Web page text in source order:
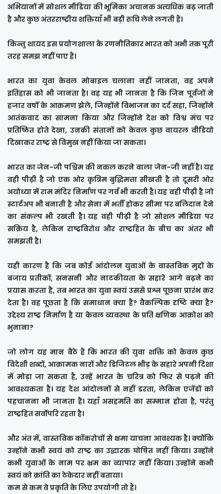
अभियानों में सोशल मीडिया की भूमिका अचानक अत्यधिक बढ़ जाती
है और कुछ अंतरराष्ट्रीय शक्तियाँ भी बड़ी रुचि लेने लगती हैं।
किन्तु शायद इस प्रयोगशाला के रणनीतिकार भारत को अभी तक पूरी
तरह समझ नहीं पाए हैं।
भारत का युवा केवल मोबाइल चलाना नहीं जानता, वह अपने
इतिहास को भी जानता है। वह यह भी जानता है कि जिन पूर्वजों ने
हजार वर्षों के आक्रमण झेले, जिन्होंने विभाजन का दर्द सहा, जिन्होंने
आतंकवाद का सामना किया और जिन्होंने देश को विश्व मंच पर
प्रतिष्ठित होते देखा, उनकी संतानों को केवल कुछ वायरल वीडियो
दिखाकर राष्ट्र से विमुख नहीं किया जा सकता।
भारत का जेन-जी पश्चिम की नकल करने वाला जेन-जी नहीं है। यह
वही पीढ़ी है जो एक ओर कृत्रिम बुद्धिमत्ता सीखती है तो दूसरी ओर
अयोध्या में राम मंदिर निर्माण पर गर्व भी करती है। यह वही पीढ़ी है जो
स्टार्टअप भी बनाती है और सेना में भर्ती होकर सीमा पर बलिदान देने
का संकल्प भी रखती है। यह वही पीढ़ी है जो सोशल मीडिया पर
सक्रिय है, लेकिन राष्ट्रविरोध और राष्ट्रहित के बीच का अंतर भी
समझती है।
यही कारण है कि जब कोई आंदोलन युवाओं के वास्तविक मुद्दों के
बजाय प्रतीकों, सनसनी और नाटकीयता के सहारे आगे बढ़ने का
प्रयास करता है, तब भारत का युवा स्वयं उससे प्रश्न पूछना प्रारंभ कर
देता है। वह पूछता है कि समाधान क्या है? वैकल्पिक दृष्टि क्या है?
उद्देश्य राष्ट्र निर्माण है या केवल व्यवस्था के प्रति क्षणिक आक्रोश को
भुनाना?
जो लोग यह मान बैठे हैं कि भारत की युवा शक्ति को केवल कुछ
विदेशी शब्दों, आक्रामक नारों और डिजिटल भीड़ के सहारे अपनी दिशा
में मोड़ा जा सकता है, उन्हें भारत के चरित्र को फिर से पढ़ने की
आवश्यकता है। यह देश आंदोलनों से नहीं डरता, लेकिन एजेंडों को
पहचानना भी जानता है। यहाँ असहमति का सम्मान होता है, परंतु
राष्ट्रहित सर्वोपरि रहता है।
और अंत में, वास्तविक कॉकरोचों से क्षमा याचना आवश्यक है। क्योंकि
उन्होंने कभी स्वयं को राष्ट्र का उद्धारक घोषित नहीं किया। उन्होंने
कभी युवाओं के नाम पर भ्रम का व्यापार नहीं किया। उन्होंने कभी
स्वयं को क्रांति का ठेकेदार नहीं बताया।
कम से कम वे प्रकृति के लिए उपयोगी तो हैं।